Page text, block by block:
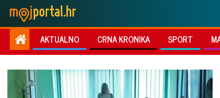
AKTUALNO CRNA KRONIKA SPORT